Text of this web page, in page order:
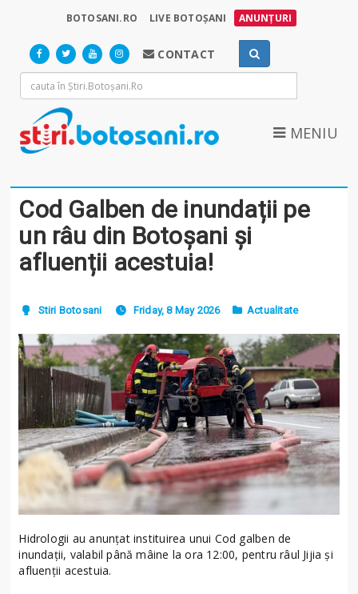
BOTOSANI.RO LIVE BOTOȘANI ANUNȚURI
CONTACT
MENIU
Cod Galben de inundații pe
un râu din Botoșani și
afluenții acestuia!
Stiri Botosani Friday, 8 May 2026 Actualitate
Hidrologii au anunțat instituirea unui Cod galben de
inundații, valabil până mâine la ora 12:00, pentru râul Jijia și
afluenții acestuia.